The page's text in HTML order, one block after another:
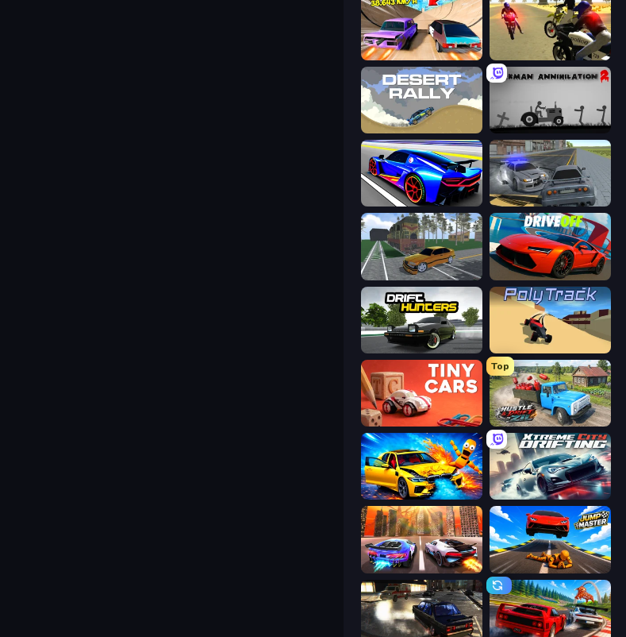
Turbo Cars: Pipe Stunts 3D Moto Simulator 2
Desert Rally Stickman Annihilation 2
Cyber Cars Punk Racing RCC City Racing
Obby: Car Crash Sandbox DriveOff
Drift Hunters
Tiny Cars
Top
Hustle & Drift in ZIL
BMG: Ragdoll Playground Xtreme City Drifting
Night City Racing Jump Master: Car Racing